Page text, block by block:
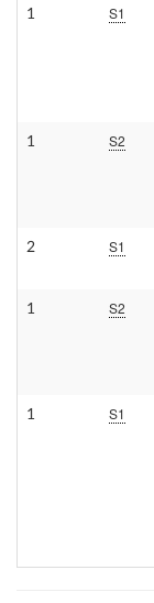
1 S1
1 S2
2 S1
1 S2
1 S1